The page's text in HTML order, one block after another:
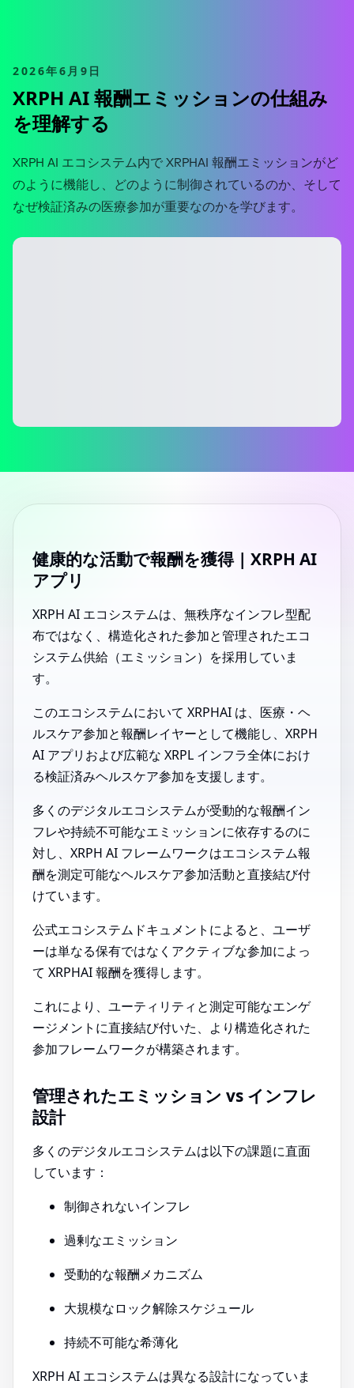
2026年6月9日
XRPH AI 報酬エミッションの仕組み
を理解する
XRPH AI エコシステム内で XRPHAI 報酬エミッションがど
のように機能し、どのように制御されているのか、そして
なぜ検証済みの医療参加が重要なのかを学びます。
健康的な活動で報酬を獲得 | XRPH AI
アプリ
XRPH AI エコシステムは、無秩序なインフレ型配
布ではなく、構造化された参加と管理されたエコ
システム供給（エミッション）を採用していま
す。
このエコシステムにおいて XRPHAI は、医療・ヘ
ルスケア参加と報酬レイヤーとして機能し、XRPH
AI アプリおよび広範な XRPL インフラ全体におけ
る検証済みヘルスケア参加を支援します。
多くのデジタルエコシステムが受動的な報酬イン
フレや持続不可能なエミッションに依存するのに
対し、XRPH AI フレームワークはエコシステム報
酬を測定可能なヘルスケア参加活動と直接結び付
けています。
公式エコシステムドキュメントによると、ユーザ
ーは単なる保有ではなくアクティブな参加によっ
て XRPHAI 報酬を獲得します。
これにより、ユーティリティと測定可能なエンゲ
ージメントに直接結び付いた、より構造化された
参加フレームワークが構築されます。
管理されたエミッション vs インフレ
設計
多くのデジタルエコシステムは以下の課題に直面
しています：
制御されないインフレ
過剰なエミッション
受動的な報酬メカニズム
大規模なロック解除スケジュール
持続不可能な希薄化
XRPH AI エコシステムは異なる設計になっていま